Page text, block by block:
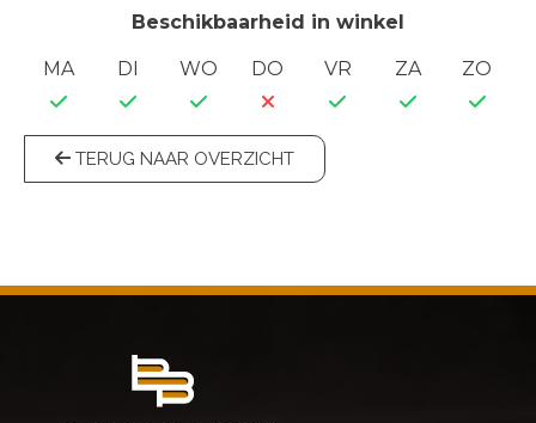
Beschikbaarheid in winkel
MA DI WO DO VR ZA ZO
TERUG NAAR OVERZICHT